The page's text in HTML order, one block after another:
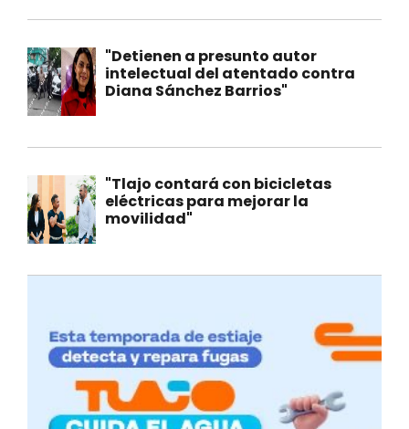
"Detienen a presunto autor
intelectual del atentado contra
Diana Sánchez Barrios"
"Tlajo contará con bicicletas
eléctricas para mejorar la
movilidad"